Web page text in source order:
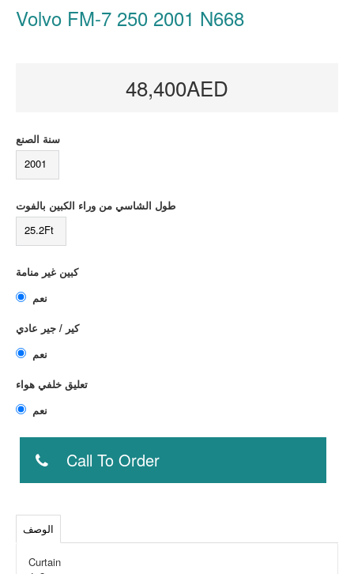
Volvo FM-7 250 2001 N668
48,400AED
سنة الصنع
2001
طول الشاسي من وراء الكبين بالفوت
25.2Ft
كبين غير منامة
كير / جير عادي
تعليق خلفي هواء
Call To Order
الوصف
Curtain